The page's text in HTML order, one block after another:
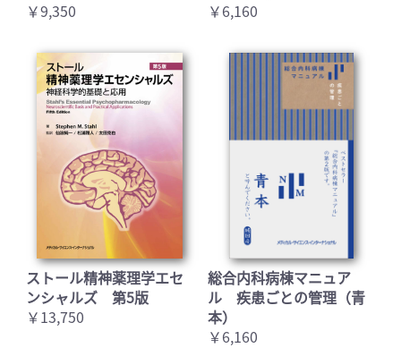
￥9,350
￥6,160
ストール精神薬理学エセ
ンシャルズ 第5版
￥13,750
総合内科病棟マニュア
ル 疾患ごとの管理（青
本）
￥6,160